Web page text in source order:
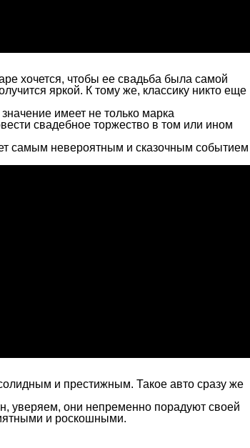
хочется, чтобы ее свадьба была самой
яркой. К тому же, классику никто еще
имеет не только марка
свадебное торжество в том или ином
самым невероятным и сказочным событием
и престижным. Такое авто сразу же
уверяем, они непременно порадуют своей
и роскошными.